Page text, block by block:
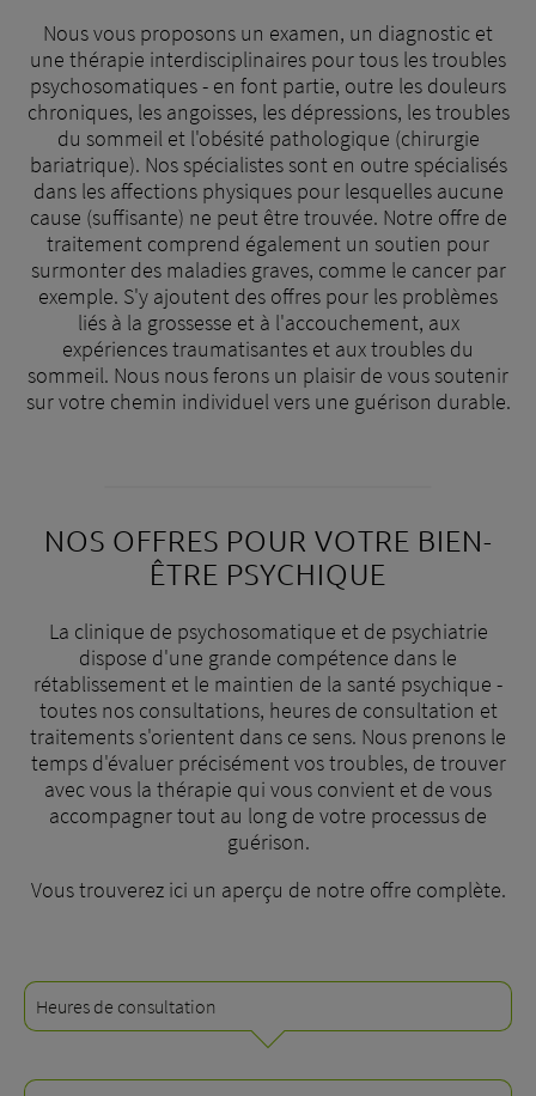
Nous vous proposons un examen, un diagnostic et
une thérapie interdisciplinaires pour tous les troubles
psychosomatiques - en font partie, outre les douleurs
chroniques, les angoisses, les dépressions, les troubles
du sommeil et l'obésité pathologique (chirurgie
bariatrique). Nos spécialistes sont en outre spécialisés
dans les affections physiques pour lesquelles aucune
cause (suffisante) ne peut être trouvée. Notre offre de
traitement comprend également un soutien pour
surmonter des maladies graves, comme le cancer par
exemple. S'y ajoutent des offres pour les problèmes
liés à la grossesse et à l'accouchement, aux
expériences traumatisantes et aux troubles du
sommeil. Nous nous ferons un plaisir de vous soutenir
sur votre chemin individuel vers une guérison durable.
NOS OFFRES POUR VOTRE BIEN-
ÊTRE PSYCHIQUE
La clinique de psychosomatique et de psychiatrie
dispose d'une grande compétence dans le
rétablissement et le maintien de la santé psychique -
toutes nos consultations, heures de consultation et
traitements s'orientent dans ce sens. Nous prenons le
temps d'évaluer précisément vos troubles, de trouver
avec vous la thérapie qui vous convient et de vous
accompagner tout au long de votre processus de
guérison.
Vous trouverez ici un aperçu de notre offre complète.
Heures de consultation